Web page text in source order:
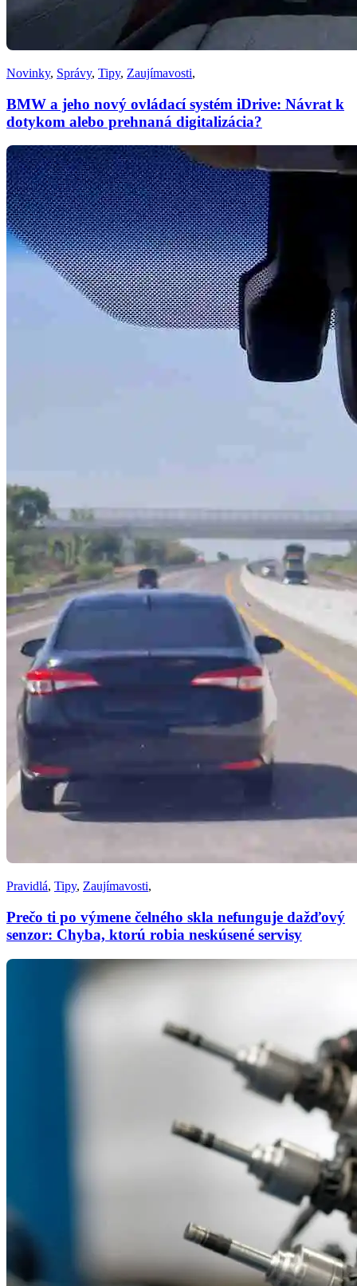
Novinky, Správy, Tipy, Zaujímavosti,
BMW a jeho nový ovládací systém iDrive: Návrat k
dotykom alebo prehnaná digitalizácia?
Pravidlá, Tipy, Zaujímavosti,
Prečo ti po výmene čelného skla nefunguje dažďový
senzor: Chyba, ktorú robia neskúsené servisy